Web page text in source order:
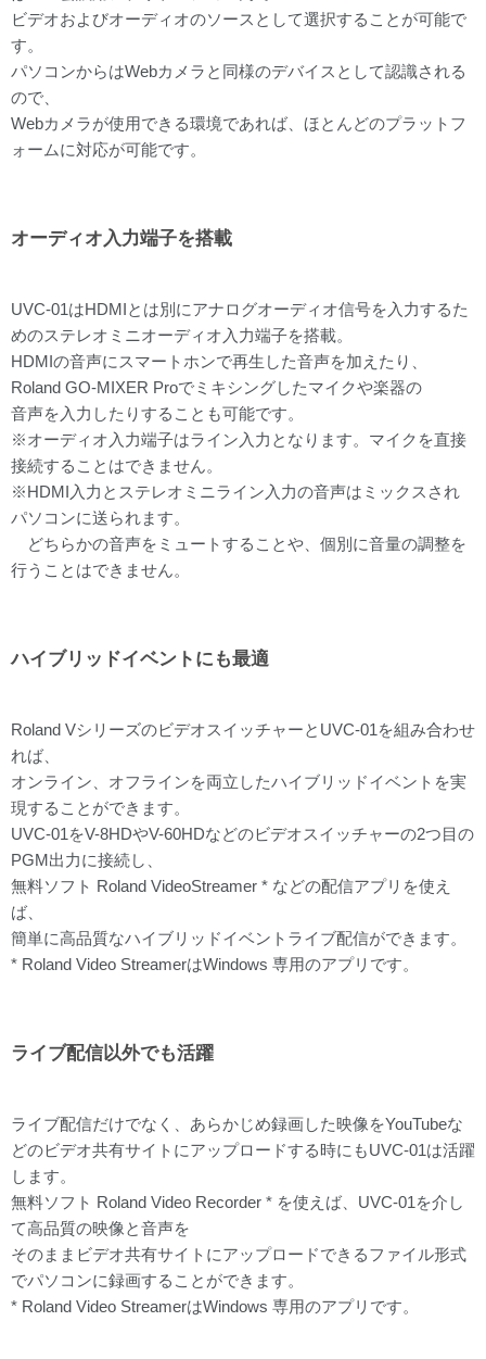
ビデオおよびオーディオのソースとして選択することが可能で
す。
パソコンからはWebカメラと同様のデバイスとして認識される
ので、
Webカメラが使用できる環境であれば、ほとんどのプラットフ
ォームに対応が可能です。
オーディオ入力端子を搭載
UVC-01はHDMIとは別にアナログオーディオ信号を入力するた
めのステレオミニオーディオ入力端子を搭載。
HDMIの音声にスマートホンで再生した音声を加えたり、
Roland GO-MIXER Proでミキシングしたマイクや楽器の
音声を入力したりすることも可能です。
※オーディオ入力端子はライン入力となります。マイクを直接
接続することはできません。
※HDMI入力とステレオミニライン入力の音声はミックスされ
パソコンに送られます。
どちらかの音声をミュートすることや、個別に音量の調整を
行うことはできません。
ハイブリッドイベントにも最適
Roland VシリーズのビデオスイッチャーとUVC-01を組み合わせ
れば、
オンライン、オフラインを両立したハイブリッドイベントを実
現することができます。
UVC-01をV-8HDやV-60HDなどのビデオスイッチャーの2つ目の
PGM出力に接続し、
無料ソフト Roland VideoStreamer * などの配信アプリを使え
ば、
簡単に高品質なハイブリッドイベントライブ配信ができます。
* Roland Video StreamerはWindows 専用のアプリです。
ライブ配信以外でも活躍
ライブ配信だけでなく、あらかじめ録画した映像をYouTubeな
どのビデオ共有サイトにアップロードする時にもUVC-01は活躍
します。
無料ソフト Roland Video Recorder * を使えば、UVC-01を介し
て高品質の映像と音声を
そのままビデオ共有サイトにアップロードできるファイル形式
でパソコンに録画することができます。
* Roland Video StreamerはWindows 専用のアプリです。